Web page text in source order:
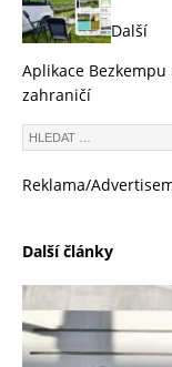
Další
Aplikace
zahraničí
Reklama/
Další články